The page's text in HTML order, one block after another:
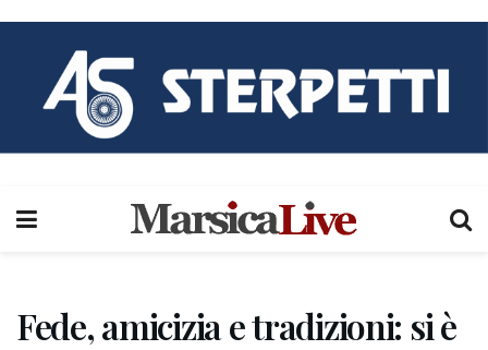
Fede, amicizia e tradizioni: si è